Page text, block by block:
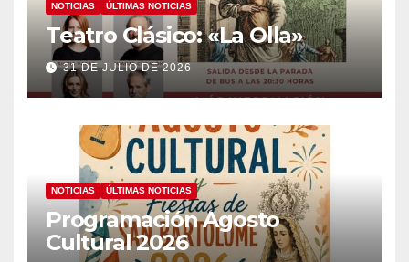
NOTICIAS ÚLTIMAS NOTICIAS
Teatro Clásico: «La Olla»
31 DE JULIO DE 2026
NOTICIAS ÚLTIMAS NOTICIAS
Programación Agosto
Cultural 2026